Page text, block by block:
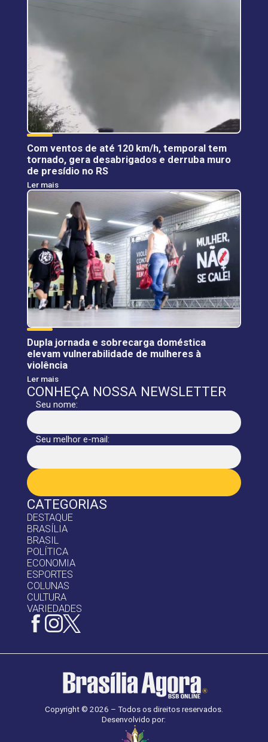
CATEGORIAS
DESTAQUE
BRASÍLIA
BRASIL
POLÍTICA
ECONOMIA
ESPORTES
COLUNAS
CULTURA
VARIEDADES
Com ventos de até 120 km/h, temporal tem
tornado, gera desabrigados e derruba muro
de presídio no RS
Ler mais
Dupla jornada e sobrecarga doméstica
elevam vulnerabilidade de mulheres à
violência
Ler mais
CONHEÇA NOSSA NEWSLETTER
Seu nome:
Seu melhor e-mail:
Copyright © 2026 – Todos os direitos reservados.
Desenvolvido por: